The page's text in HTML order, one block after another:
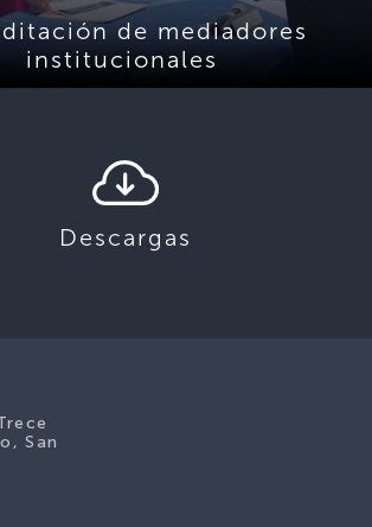
de mediadores
institucionales
Descargas
San